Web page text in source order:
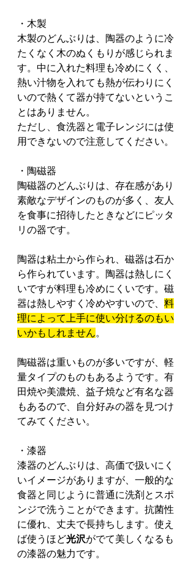
・木製
木製のどんぶりは、陶器のように冷
たくなく木のぬくもりが感じられま
す。中に入れた料理も冷めにくく、
熱い汁物を入れても熱が伝わりにく
いので熱くて器が持てないというこ
とはありません。
ただし、食洗器と電子レンジには使
用できないので注意してください。
・陶磁器
陶磁器のどんぶりは、存在感があり
素敵なデザインのものが多く、友人
を食事に招待したときなどにピッタ
リの器です。
陶器は粘土から作られ、磁器は石か
ら作られています。陶器は熱しにく
いですが料理も冷めにくいです。磁
器は熱しやすく冷めやすいので、 料
理によって上手に使い分けるのもい
いかもしれません。
陶磁器は重いものが多いですが、軽
量タイプのものもあるようです。有
田焼や美濃焼、益子焼など有名な器
もあるので、自分好みの器を見つけ
てみてください。
・漆器
漆器のどんぶりは、高価で扱いにく
いイメージがありますが、一般的な
食器と同じように普通に洗剤とスポ
ンジで洗うことができます。抗菌性
に優れ、丈夫で長持ちします。使え
ば使うほど光沢がでて美しくなるも
の漆器の魅力です。